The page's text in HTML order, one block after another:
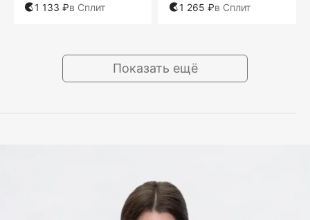
1 133 ₽в Сплит
1 265 ₽в Сплит
Показать ещё